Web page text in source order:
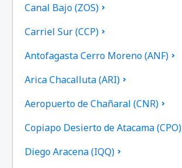
Canal Bajo (ZOS)
Carriel Sur (CCP)
Antofagasta Cerro Moreno (ANF)
Arica Chacalluta (ARI)
Aeropuerto de Chañaral (CNR)
Copiapo Desierto de Atacama (CPO)
Diego Aracena (IQQ)